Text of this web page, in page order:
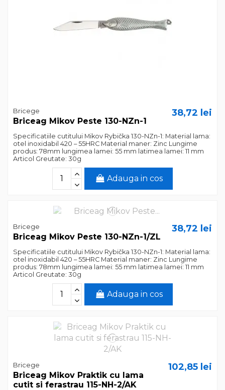
Bricege
Briceag Mikov Peste 130-NZn-1
38,72 lei
‎Specificatiile cutitului Mikov Rybička 130-NZn-1:‎ ‎Material lama:
otel inoxidabil 420 – 55HRC‎ ‎Material maner: Zinc‎ ‎Lungime
produs: 78mm‎ ‎lungimea lamei: 55 mm‎ ‎latimea lamei: 11 mm‎
‎Articol Greutate: 30g‎
Adauga in cos
Bricege
Briceag Mikov Peste 130-NZn-1/ZL
38,72 lei
‎Specificatiile cutitului Mikov Rybička 130-NZn-1:‎ ‎Material lama:
otel inoxidabil 420 – 55HRC‎ ‎Material maner: Zinc‎ ‎Lungime
produs: 78mm‎ ‎lungimea lamei: 55 mm‎ ‎latimea lamei: 11 mm‎
‎Articol Greutate: 30g‎
Adauga in cos
Bricege
Briceag Mikov Praktik cu lama
cutit si ferastrau 115-NH-2/AK
102,85 lei